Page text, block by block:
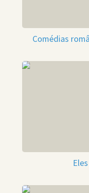
Comédias